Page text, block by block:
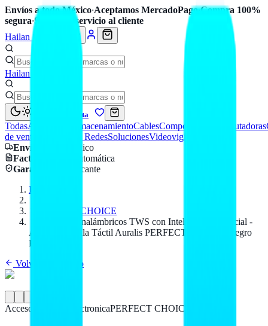
Envíos a todo México·Aceptamos MercadoPago·Compra 100%
segura·Soporte y servicio al cliente
Hailan Store
Hailan Store
Mi cuenta
TodasAccesorios AlmacenamientoCablesComponentes Computadoras
de venta
Seguridad y RedesSolucionesVideovigilancia
Envío
a todo México
Factura CFDI
automática
Garantía
de fabricante
Inicio
PERFECT CHOICE
Audífonos Inalámbricos TWS con Inteligencia Artificial -
ANC y Pantalla Táctil Auralis PERFECT CHOICE Negro
PC-117230
Volver al catálogo
Accesorios para ElectronicaPERFECT CHOICE